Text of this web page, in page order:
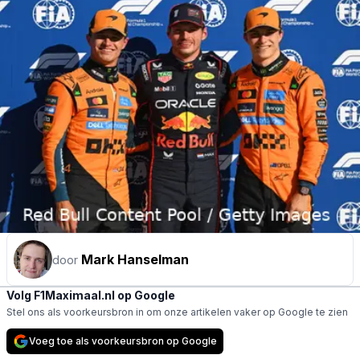
door Mark Hanselman
Volg F1Maximaal.nl op Google
Stel ons als voorkeursbron in om onze artikelen vaker op Google te zien
Voeg toe als voorkeursbron op Google